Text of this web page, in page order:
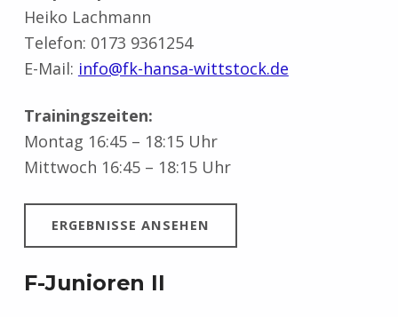
Heiko Lachmann
Telefon: 0173 9361254
E-Mail: info@fk-hansa-wittstock.de
Trainingszeiten:
Montag 16:45 – 18:15 Uhr
Mittwoch 16:45 – 18:15 Uhr
ERGEBNISSE ANSEHEN
F-Junioren II